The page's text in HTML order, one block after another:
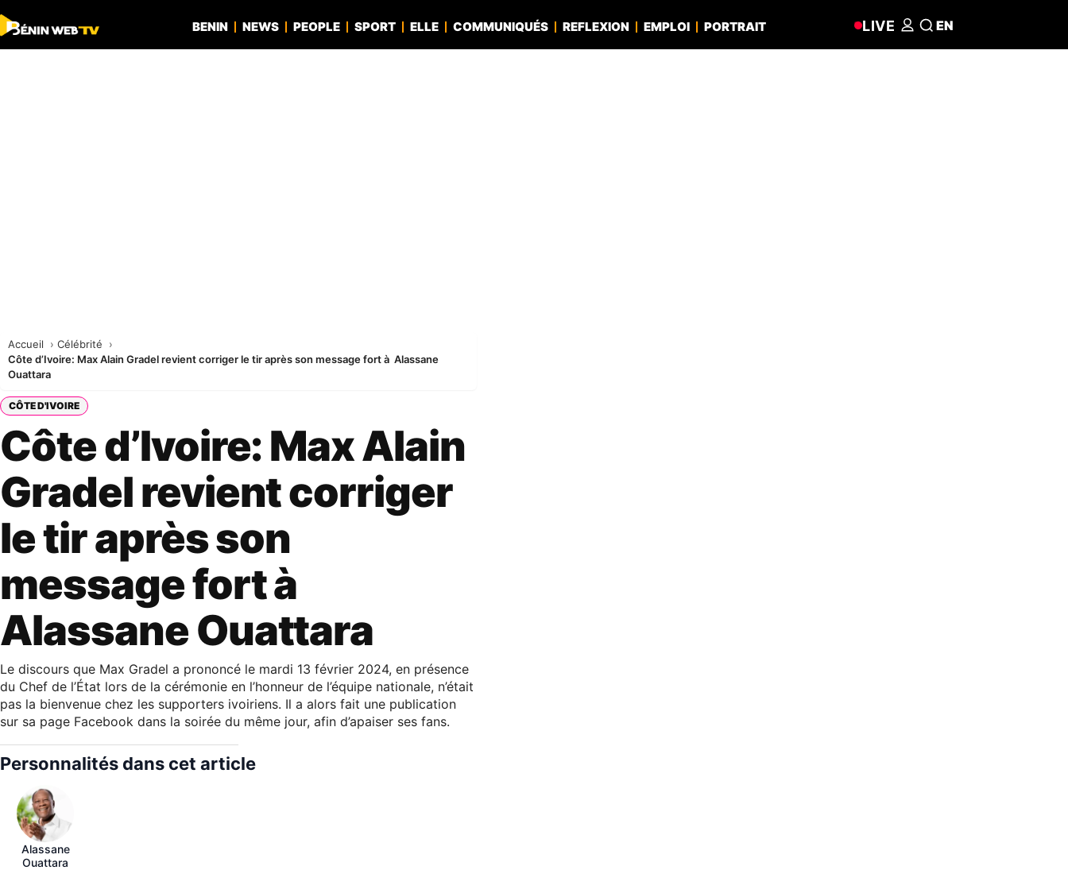
BENIN NEWS PEOPLE SPORT ELLE COMMUNIQUÉS REFLEXION EMPLOI PORTRAIT LIVE EN
Accueil
Célébrité
Côte d’Ivoire: Max Alain Gradel revient corriger le tir après son message fort à Alassane
Ouattara
CÔTE D'IVOIRE
Côte d’Ivoire: Max Alain
Gradel revient corriger
le tir après son
message fort à
Alassane Ouattara
Le discours que Max Gradel a prononcé le mardi 13 février 2024, en présence
du Chef de l’État lors de la cérémonie en l’honneur de l’équipe nationale, n’était
pas la bienvenue chez les supporters ivoiriens. Il a alors fait une publication
sur sa page Facebook dans la soirée du même jour, afin d’apaiser ses fans.
Personnalités dans cet article
Alassane
Ouattara